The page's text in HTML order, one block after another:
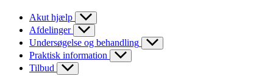
Akut hjælp
Afdelinger
Undersøgelse og behandling
Praktisk information
Tilbud